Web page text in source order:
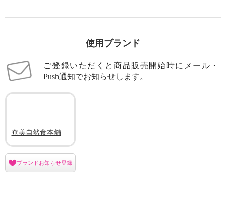
使用ブランド
ご登録いただくと商品販売開始時にメール・
Push通知でお知らせします。
奄美自然食本舗
ブランドお知らせ登録